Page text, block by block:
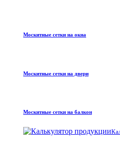
Москитные сетки на окна
Москитные сетки на двери
Москитные сетки на балкон